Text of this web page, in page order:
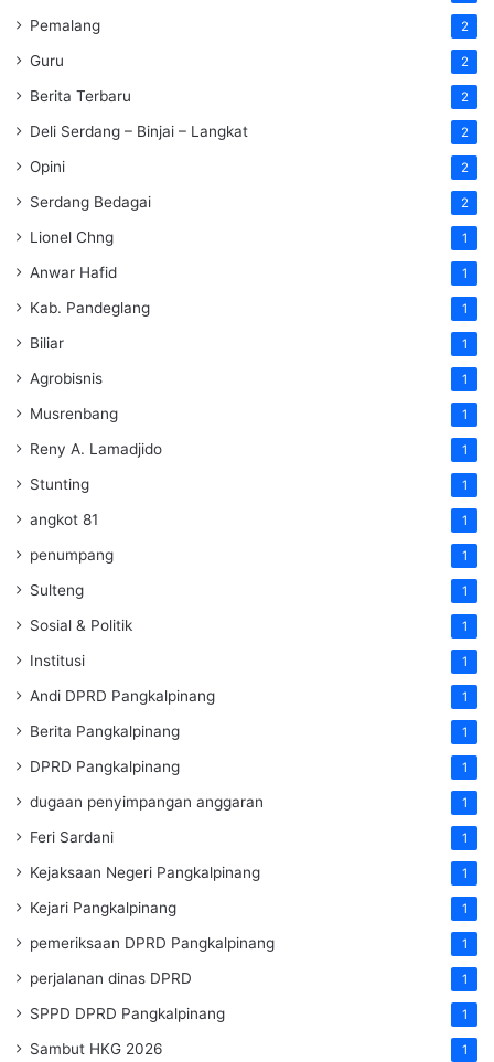
Pemalang 2
Guru 2
Berita Terbaru 2
Deli Serdang – Binjai – Langkat 2
Opini 2
Serdang Bedagai 2
Lionel Chng 1
Anwar Hafid 1
Kab. Pandeglang 1
Biliar 1
Agrobisnis 1
Musrenbang 1
Reny A. Lamadjido 1
Stunting 1
angkot 81 1
penumpang 1
Sulteng 1
Sosial & Politik 1
Institusi 1
Andi DPRD Pangkalpinang 1
Berita Pangkalpinang 1
DPRD Pangkalpinang 1
dugaan penyimpangan anggaran 1
Feri Sardani 1
Kejaksaan Negeri Pangkalpinang 1
Kejari Pangkalpinang 1
pemeriksaan DPRD Pangkalpinang 1
perjalanan dinas DPRD 1
SPPD DPRD Pangkalpinang 1
Sambut HKG 2026 1